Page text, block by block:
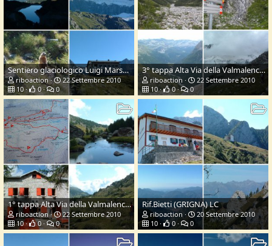
Sentiero glaciologico Luigi Marson (Valmalenco SO)
riboaction
22 Settembre 2010
10
0 0
3° tappa Alta Via della Valmalenco (SO)
riboaction
22 Settembre 2010
10
0 0
1° tappa Alta Via della Valmalenco (SO)
riboaction
22 Settembre 2010
10
0 0
Rif.Bietti (GRIGNA) LC
riboaction
20 Settembre 2010
10
0 0